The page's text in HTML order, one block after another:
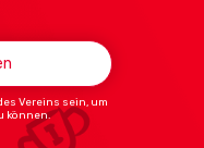
Vereins sein, um
können.